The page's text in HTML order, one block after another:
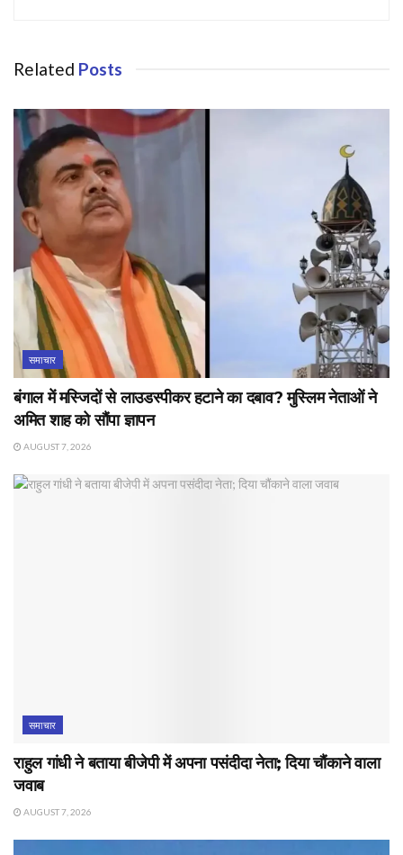
Related Posts
समाचार
बंगाल में मस्जिदों से लाउडस्पीकर हटाने का दबाव? मुस्लिम नेताओं ने
अमित शाह को सौंपा ज्ञापन
AUGUST 7, 2026
समाचार
राहुल गांधी ने बताया बीजेपी में अपना पसंदीदा नेता; दिया चौंकाने वाला
जवाब
AUGUST 7, 2026